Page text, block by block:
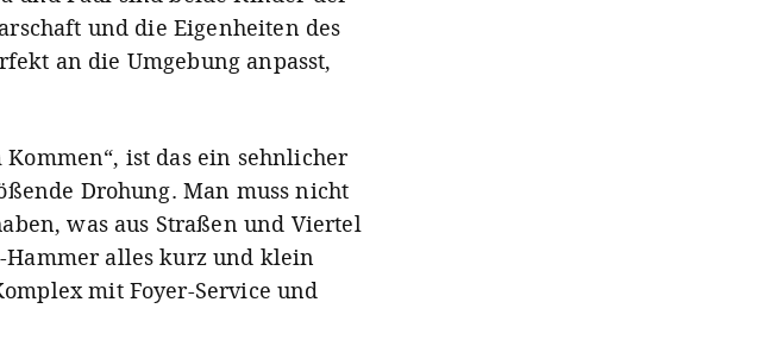
und die Eigenheiten des
an die Umgebung anpasst,
ist das ein sehnlicher
Drohung. Man muss nicht
was aus Straßen und Viertel
alles kurz und klein
mit Foyer-Service und